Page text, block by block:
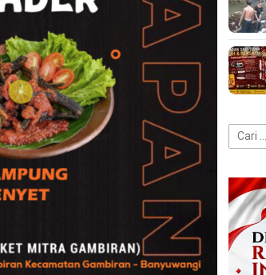
Cari
untuk: